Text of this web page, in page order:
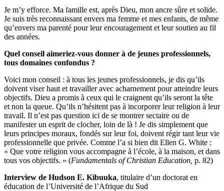
Je m’y efforce. Ma famille est, après Dieu, mon ancre sûre et solide.
Je suis très reconnaissant envers ma femme et mes enfants, de même
qu’envers ma parenté pour leur encouragement et leur soutien au fil
des années.
Quel conseil aimeriez-vous donner à de jeunes professionnels,
tous domaines confondus ?
Voici mon conseil : à tous les jeunes professionnels, je dis qu’ils
doivent viser haut et travailler avec acharnement pour atteindre leurs
objectifs. Dieu a promis à ceux qui le craignent qu’ils seront la tête
et non la queue. Qu’ils n’hésitent pas à incorporer leur religion à leur
travail. Il n’est pas question ici de se montrer sectaire ou de
manifester un esprit de clocher, loin de là ! Je dis simplement que
leurs principes moraux, fondés sur leur foi, doivent régir tant leur vie
professionnelle que privée. Comme l’a si bien dit Ellen G. White :
« Que votre religion vous accompagne à l’école, à la maison, et dans
tous vos objectifs. » (Fundamentals of Christian Education, p. 82)
Interview de Hudson E. Kibuuka, titulaire d’un doctorat en
éducation de l’Université de l’Afrique du Sud